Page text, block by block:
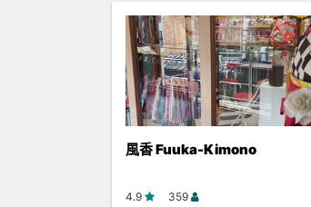
風香 Fuuka-Kimono
4.9 359